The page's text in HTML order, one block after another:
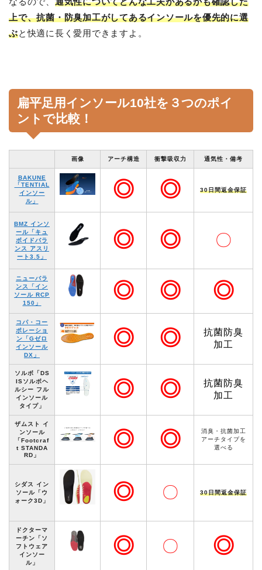
上で、抗菌・防臭加工がしてあるインソールを優先的に選
ぶと快適に長く愛用できますよ。
扁平足用インソール10社を３つのポイ
ントで比較！
画像 アーチ構造 衝撃吸収力 通気性・備考
BAKUNE
「TENTIAL
インソー
ル」
◎ ◎ 30日間返金保証
BMZ インソ
ール「キュ
ボイドバラ
ンス アスリ
ート3.5」
◎ ◎ 〇
ニューバラ
ンス「イン
ソール RCP
150」
◎ ◎ ◎
コパ・コー
ポレーショ
ン「Gゼロ
インソール
DX」
◎ ◎
抗菌防臭
加工
ソルボ「DS
ISソルボヘ
ルシー フル
インソール
タイプ」
◎ ◎
抗菌防臭
加工
ザムスト イ
ンソール
「Footcraf
t STANDA
RD」
◎ ◎
消臭・抗菌加工
アーチタイプを
選べる
シダス イン
ソール「ウ
ォーク3D」
◎ 〇 30日間返金保証
ドクターマ
ーチン「ソ
フトウェア
インソー
ル」
◎ 〇 ◎